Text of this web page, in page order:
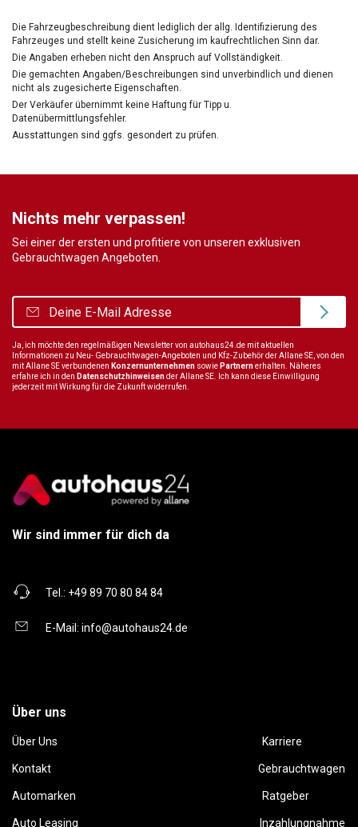
Die Fahrzeugbeschreibung dient lediglich der allg. Identifizierung des
Fahrzeuges und stellt keine Zusicherung im kaufrechtlichen Sinn dar.
Die Angaben erheben nicht den Anspruch auf Vollständigkeit.
Die gemachten Angaben/Beschreibungen sind unverbindlich und dienen
nicht als zugesicherte Eigenschaften.
Der Verkäufer übernimmt keine Haftung für Tipp u.
Datenübermittlungsfehler.
Ausstattungen sind ggfs. gesondert zu prüfen.
Nichts mehr verpassen!
Sei einer der ersten und profitiere von unseren exklusiven
Gebrauchtwagen Angeboten.
Ja, ich möchte den regelmäßigen Newsletter von autohaus24.de mit aktuellen
Informationen zu Neu- Gebrauchtwagen-Angeboten und Kfz-Zubehör der Allane SE, von den
mit Allane SE verbundenen Konzernunternehmen sowie Partnernerhalten. Näheres
erfahre ich in den Datenschutzhinweisender Allane SE. Ich kann diese Einwilligung
jederzeit mit Wirkung für die Zukunft widerrufen.
Wir sind immer für dich da
Tel.: +49 89 70 80 84 84
E-Mail: info@autohaus24.de
Über uns
Über Uns Karriere
Kontakt Gebrauchtwagen
Automarken Ratgeber
Auto Leasing Inzahlungnahme